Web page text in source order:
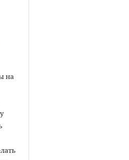
на